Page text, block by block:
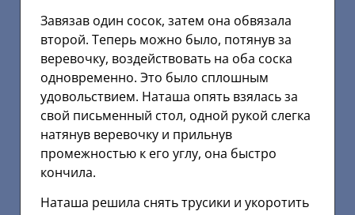
Завязав один сосок, затем она обвязала
второй. Теперь можно было, потянув за
веревочку, воздействовать на оба соска
одновременно. Это было сплошным
удовольствием. Наташа опять взялась за
свой письменный стол, одной рукой слегка
натянув веревочку и прильнув
промежностью к его углу, она быстро
кончила.
Наташа решила снять трусики и укоротить